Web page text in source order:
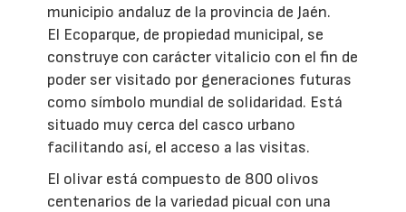
municipio andaluz de la provincia de Jaén.
El Ecoparque, de propiedad municipal, se
construye con carácter vitalicio con el fin de
poder ser visitado por generaciones futuras
como símbolo mundial de solidaridad. Está
situado muy cerca del casco urbano
facilitando así, el acceso a las visitas.
El olivar está compuesto de 800 olivos
centenarios de la variedad picual con una